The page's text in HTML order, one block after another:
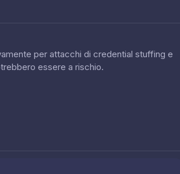
per attacchi di credential stuffing e
essere a rischio.